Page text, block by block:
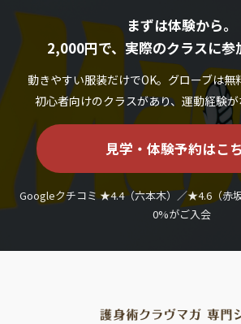
まずは体験から。
2,000円で、実際のクラスに参
動きやすい服装だけでOK。グローブは無
初心者向けのクラスがあり、運動経験
見学・体験予約はこ
Googleクチコミ ★4.4（六本木）／★4.6（赤
0%がご入会